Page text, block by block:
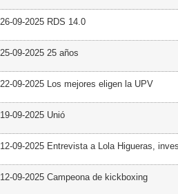
26-09-2025 RDS 14.0
25-09-2025 25 años
22-09-2025 Los mejores eligen la UPV
19-09-2025 Unió
12-09-2025 Entrevista a Lola Higueras,
12-09-2025 Campeona de kickboxing